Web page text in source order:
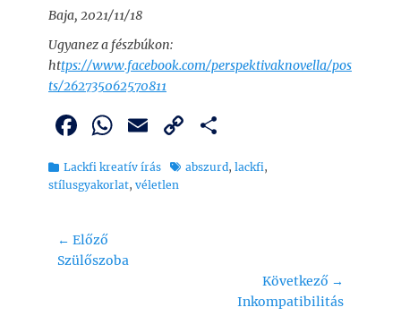
Baja, 2021/11/18
Ugyanez a fészbúkon:
https://www.facebook.com/perspektivaknovella/pos
ts/262735062570811
F
a
c
b
o
W
h
at
p
E
m
ai
C
o
p
ss
z
g
Kategória
Lackfi kreatív írás Tagsabszurd, lackfi,
stílusgyakorlat, véletlen
Bejegyzés
navigáció
← Előző
Previous
Szülőszoba
Következő →
Inkompatibilitás